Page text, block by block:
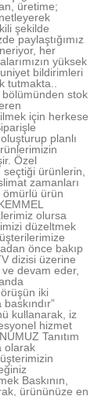
üretime;
şekilde
paylaştığımız
her
yüksek
bildirimleri
tutmakta..
stok
için herkese
planlı
Özel
ürünlerin,
zamanları
ömürlü ürün
olursa
düzeltmek
önce bakıp
dizisi üzerine
devam eder,
iki
kullanarak, iz
hizmet
Tanıtım
olarak
Baskının,
ürününüze en